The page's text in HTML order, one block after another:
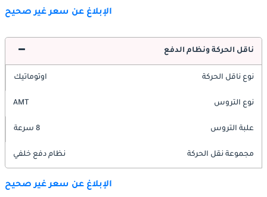
الإبلاغ عن سعر غير صحيح
ناقل الحركة ونظام الدفع
نوع ناقل الحركة اوتوماتيك
نوع التروس AMT
علبة التروس 8 سرعة
مجموعة نقل الحركة نظام دفع خلفي
الإبلاغ عن سعر غير صحيح